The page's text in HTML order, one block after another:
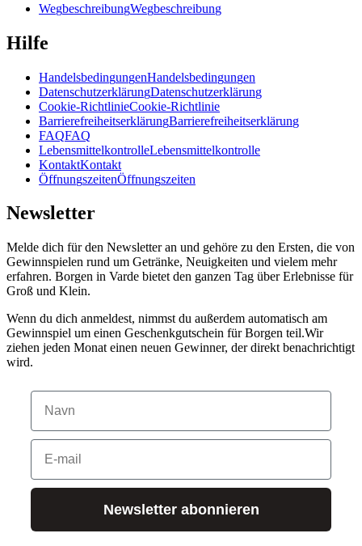
WegbeschreibungWegbeschreibung
Hilfe
HandelsbedingungenHandelsbedingungen
DatenschutzerklärungDatenschutzerklärung
Cookie-RichtlinieCookie-Richtlinie
BarrierefreiheitserklärungBarrierefreiheitserklärung
FAQFAQ
LebensmittelkontrolleLebensmittelkontrolle
KontaktKontakt
ÖffnungszeitenÖffnungszeiten
Newsletter
Melde dich für den Newsletter an und gehöre zu den Ersten, die von
Gewinnspielen rund um Getränke, Neuigkeiten und vielem mehr
erfahren. Borgen in Varde bietet den ganzen Tag über Erlebnisse für
Groß und Klein.
Wenn du dich anmeldest, nimmst du außerdem automatisch am
Gewinnspiel um einen Geschenkgutschein für Borgen teil.Wir
ziehen jeden Monat einen neuen Gewinner, der direkt benachrichtigt
wird.
Navn
E-Mail
Newsletter abonnieren